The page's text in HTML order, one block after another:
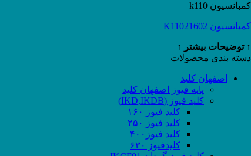
کمبانسیون k110
کمبانسیون K11021602
↑ توضیحات بیشتر ↑
دسته بندی محصولات
اصفهان کلید
پایه فیوز اصفهان کلید
کلید فیوز (IKD,IKDB)
کلید فیوز ۱۶۰
کلید فیوز ۲۵۰
کلید فیوز۴۰۰
کلیدفیوز ۶۳۰